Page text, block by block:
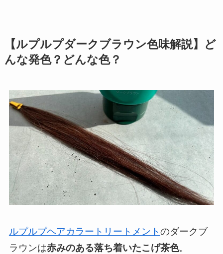
【ルプルプダークブラウン色味解説】ど
んな発色？どんな色？
ルプルプヘアカラートリートメントのダークブ
ラウンは赤みのある落ち着いたこげ茶色。